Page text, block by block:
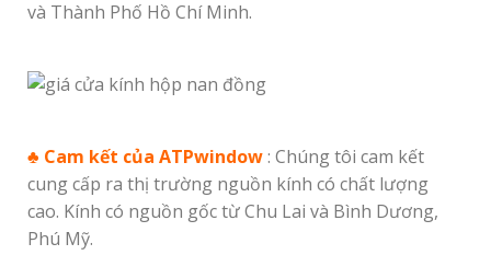
và Thành Phố Hồ Chí Minh.
♣ Cam kết của ATPwindow: Chúng tôi cam kết
cung cấp ra thị trường nguồn kính có chất lượng
cao. Kính có nguồn gốc từ Chu Lai và Bình Dương,
Phú Mỹ.